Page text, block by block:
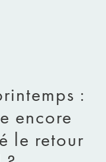
:
encore
le retour